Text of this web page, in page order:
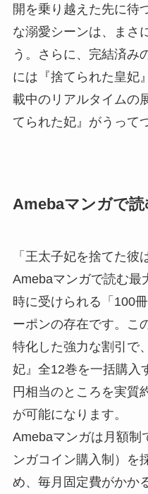
開を乗り越えた先に待
な溺愛シーンは、まさ
う。さらに、完結済み
には『捨てられた皇妃
載中のリアルタイムの
てられた妃』がうって
Amebaマンガで読
「王太子妃を捨てた彼
Amebaマンガで読む最
時に受けられる「100
ーポンの存在です。こ
特化した強力な割引で
妃』全12巻を一括購入
円相当のところを実質
が可能になります。
Amebaマンガは月額制
ンガコイン購入制）を
め、毎月固定費がかか